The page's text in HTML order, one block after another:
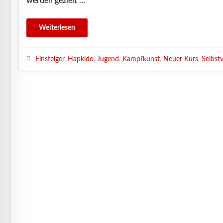
Einsteiger, Hapkido, Jugend , Kampfkunst, Neuer Kurs,